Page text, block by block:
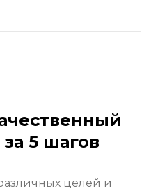
5 шагов
целей и